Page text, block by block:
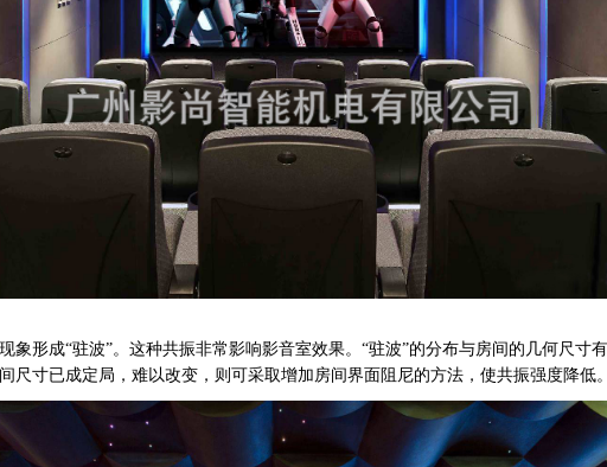
形成“驻波”。这种共振非常影响影音室效果。“驻波”的分布与房间的几何尺寸
尺寸已成定局，难以改变，则可采取增加房间界面阻尼的方法，使共振强度降低。